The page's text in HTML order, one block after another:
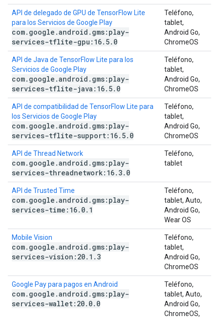
API de delegado de GPU de TensorFlow Lite
para los Servicios de Google Play
com. google .android . gms:play-
services-tflite-gpu:16. 5. 0
Teléfono,
tablet,
Android Go,
ChromeOS
API de Java de TensorFlow Lite para los
Servicios de Google Play
com. google .android . gms:play-
services-tflite-java:16. 5. 0
Teléfono,
tablet,
Android Go,
ChromeOS
API de compatibilidad de TensorFlow Lite para
los Servicios de Google Play
com. google .android . gms:play-
services-tflite-support:16. 5. 0
Teléfono,
tablet,
Android Go,
ChromeOS
API de Thread Network
com. google .android . gms:play-
services-threadnetwork:16. 3. 0
Teléfono,
tablet
API de Trusted Time
com. google .android . gms:play-
services-time:16. 0. 1
Teléfono,
tablet, Auto,
Android Go,
Wear OS
Mobile Vision
com. google .android . gms:play-
services-vision:20. 1 . 3
Teléfono,
tablet,
Android Go,
ChromeOS
Google Pay para pagos en Android
com. google .android . gms:play-
services-wallet:20. 0. 0
Teléfono,
tablet, Auto,
Android Go,
ChromeOS,